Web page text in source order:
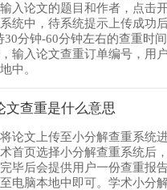
入论文的题目和作者，点击
统中，待系统提示上传成功
30分钟-60分钟左右的查重时
输入论文查重订单编号，用
中。
文查重是什么意思
论文上传至小分解查重系统
首页选择小分解查重系统后
毕后会提供用户一份查重报
电脑本地中即可。学术小分